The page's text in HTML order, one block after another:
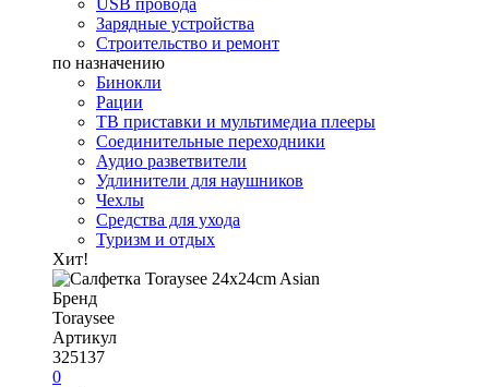
USB провода
Зарядные устройства
Строительство и ремонт
по назначению
Бинокли
Рации
ТВ приставки и мультимедиа плееры
Соединительные переходники
Аудио разветвители
Удлинители для наушников
Чехлы
Средства для ухода
Туризм и отдых
Хит!
Бренд
Toraysee
Артикул
325137
0